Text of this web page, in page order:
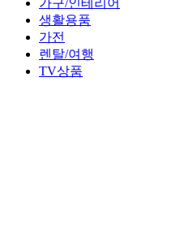
생활용품
가전
렌탈/여행
TV상품